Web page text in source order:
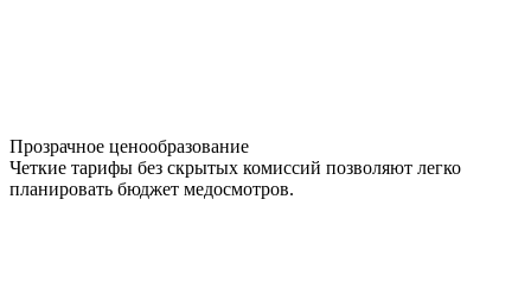
Прозрачное ценообразование
Четкие тарифы без скрытых комиссий позволяют легко
планировать бюджет медосмотров.